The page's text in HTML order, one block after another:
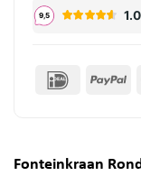
IDeal
Fonteinkraan